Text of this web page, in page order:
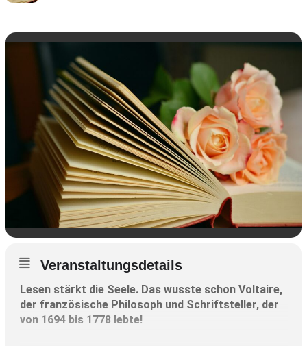
Veranstaltungsdetails
Lesen stärkt die Seele. Das wusste schon Voltaire,
der französische Philosoph und Schriftsteller, der
von 1694 bis 1778 lebte!